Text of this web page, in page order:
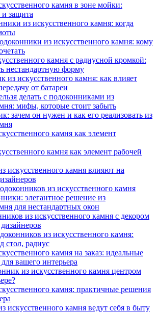
камня в зоне мойки:
защита
из искусственного камня: когда
из искусственного камня: кому
камня с радиусной кромкой:
нестандартную форму
из искусственного камня: как влияет
от батареи
делать с подоконниками из
мифы, которые стоит забыть
зачем он нужен и как его реализовать из
камня как элемент
камня как элемент рабочей
искусственного камня влияют на
из искусственного камня
элегантное решение из
для нестандартных окон
из искусственного камня с декором
из искусственного камня:
стол, радиус
камня на заказ: идеальные
вашего интерьера
из искусственного камня центром
камня: практичные решения
искусственного камня ведут себя в быту